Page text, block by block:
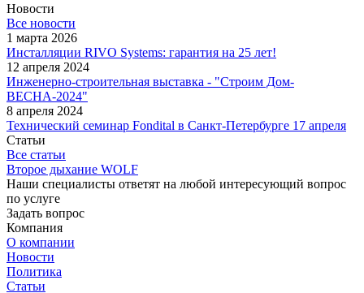
Новости
Все новости
1 марта 2026
Инсталляции RIVO Systems: гарантия на 25 лет!
12 апреля 2024
Инженерно-строительная выставка - "Строим Дом-
ВЕСНА-2024"
8 апреля 2024
Технический семинар Fondital в Санкт-Петербурге 17 апреля
Статьи
Все статьи
Второе дыхание WOLF
Наши специалисты ответят на любой интересующий вопрос
по услуге
Задать вопрос
Компания
О компании
Новости
Политика
Статьи